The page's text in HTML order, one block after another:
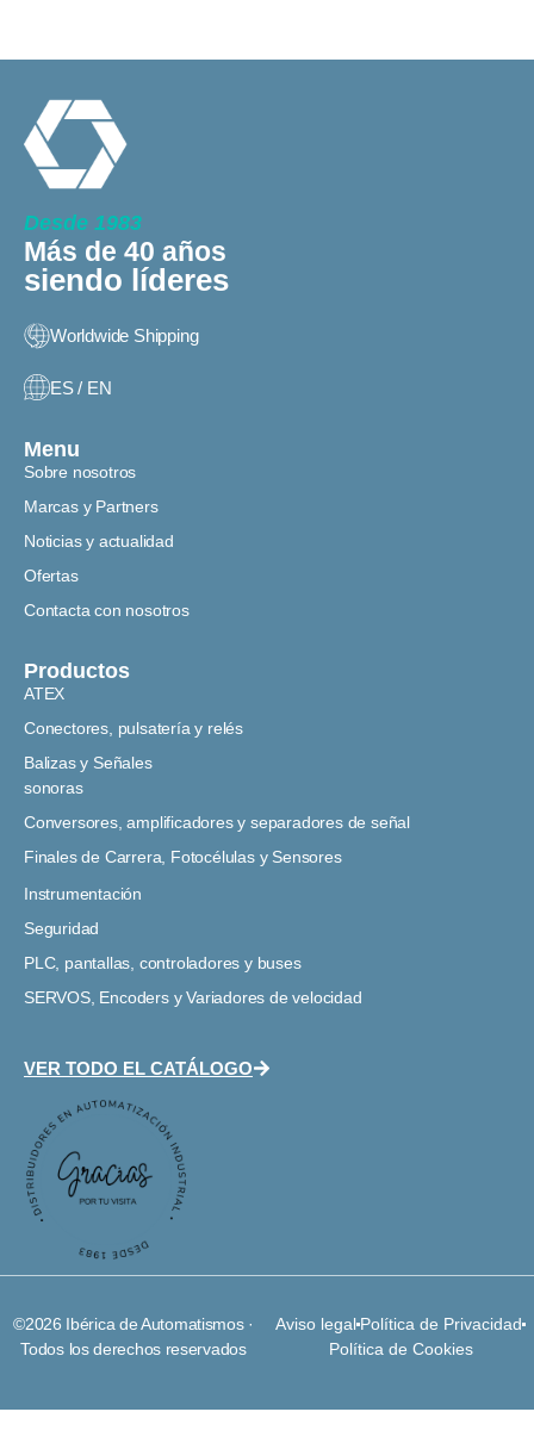
Desde 1983
Más de 40 años
siendo líderes
Worldwide Shipping
ES / EN
Menu
Sobre nosotros
Marcas y Partners
Noticias y actualidad
Ofertas
Contacta con nosotros
Productos
ATEX
Conectores, pulsatería y relés
Balizas y Señales
sonoras
Conversores, amplificadores y separadores de señal
Finales de Carrera, Fotocélulas y Sensores
Instrumentación
Seguridad
PLC, pantallas, controladores y buses
SERVOS, Encoders y Variadores de velocidad
VER TODO EL CATÁLOGO
©2026 Ibérica de Automatismos ·
Todos los derechos reservados
Aviso legal Política de Privacidad
Política de Cookies